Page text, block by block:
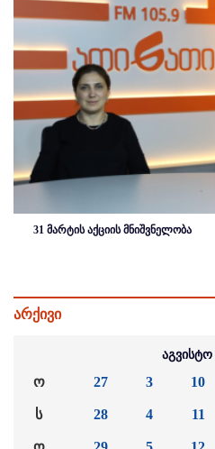
31 მარტის აქციის მნიშვნელობა
არქივი
აგვისტო
ო
ს
27
28
3
4
10
11